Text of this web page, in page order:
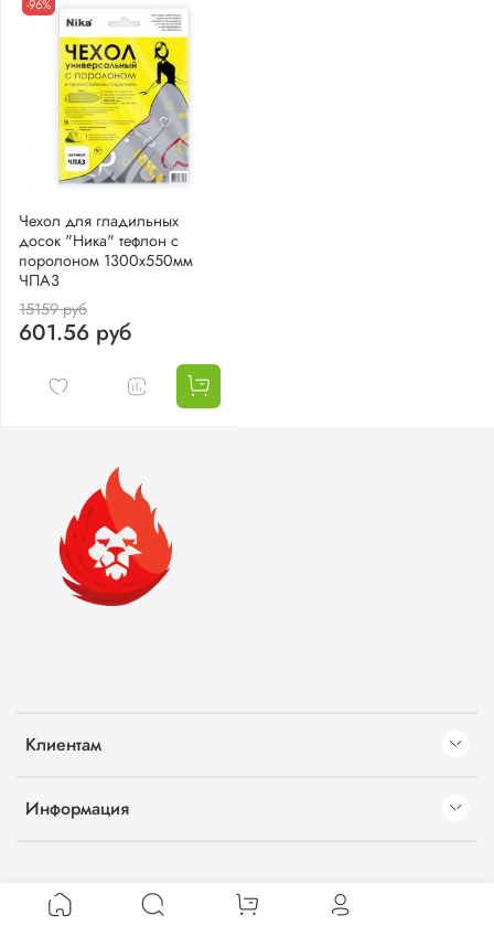
-96%
Чехол для гладильных
досок "Ника" тефлон с
поролоном 1300х550мм
ЧПА3
15159 руб
601.56 руб
Клиентам
Информация